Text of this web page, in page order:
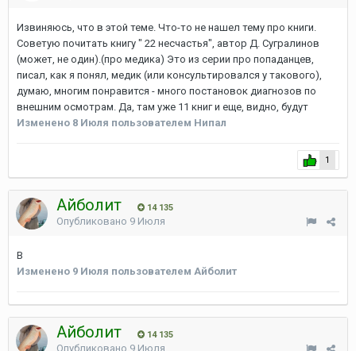
Извиняюсь, что в этой теме. Что-то не нашел тему про книги.
Советую почитать книгу " 22 несчастья", автор Д. Сугралинов
(может, не один).(про медика) Это из серии про попаданцев,
писал, как я понял, медик (или консультировался у такового),
думаю, многим понравится - много постановок диагнозов по
внешним осмотрам. Да, там уже 11 книг и еще, видно, будут
Изменено 8 Июля пользователем Нипал
1
Айболит 14 135
Опубликовано 9 Июля
В
Изменено 9 Июля пользователем Айболит
Айболит 14 135
Опубликовано 9 Июля